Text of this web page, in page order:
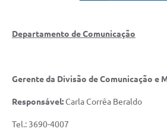
Departamento de Comunicação
Gerente da Divisão de Comunicação e
Responsável:Carla Corrêa Beraldo
Tel.: 3690-4007